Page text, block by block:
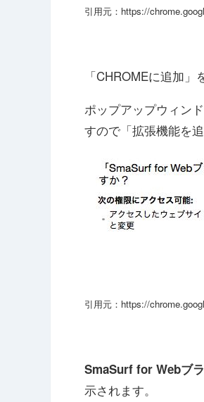
引用元：https://
「CHROMEに追加」
ポップアップウィン
すので「拡張機能を
引用元：https://
SmaSurf for Webブ
示されます。